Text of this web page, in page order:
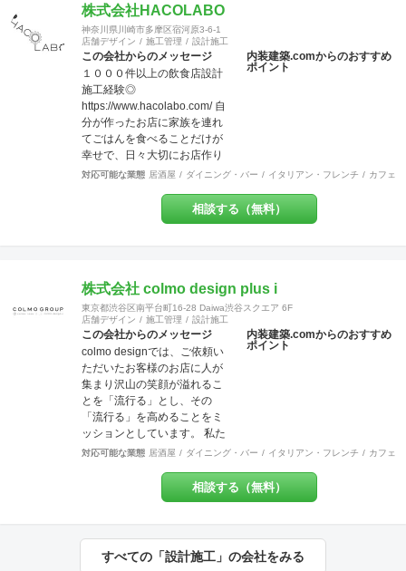
業、デザイナー、設計士、建
築士【1級】、現場監督がお客
様をトータルサポート致しま
す。 作業現場では自社の職人
がおりますので、柔軟性やス
ピード感ある対応致します。
ＵＳＥＮやサカイ引越センタ
ーとの提携企業でございます
ので工事のみならず、その他
のご要望にもご対応させてい
ただく事も可能です。 【特
スマイル 協賛店 【受賞歴】 ・
千葉市都市文化賞2020 カ
Top Topics 特集作品 マン
ションリノベーション工事物
件 選出 ・『小さなベーカリ
ー&焼き菓子店のデザイン』単
行本 全国で愛される１０
０軒 ベーカリー店舗新装
工事物件 選出
に、ピエロ・デザイン＆ワー
クス（本社、ＷＥＢ・グラフ
ィック、不動産）、ピエロ・
デザイン＆ブリッジ（工事、
全国対応）の３社で、さまざ
まなご要望にお応えする体制
を整えています。 【許認可】
一級建築士事務所、一般建設
業、特定建設業（本社）、宅
地建物取引業（本社）
株式会社HACOLABO
神奈川県川崎市多摩区宿河原3-6-1
店舗デザイン
施工管理 設計施工
この会社からのメッセージ
１０００件以上の飲食店設計
施工経験◎
https://www.hacolabo.com/ 自
分が作ったお店に家族を連れ
てごはんを食べることだけが
幸せで、日々大切にお店作り
をしております◎ 飲食店専門
担当者がデザイン設計施工メ
ンテナンスまで一気通貫で行
「+1」の感動を提供致しま
す。 あれも！これも！やりた
い事を一緒になって整理し 異
業種のデザイナー達がお客様
の創造を膨らませ 理想を超え
るお店を設計し、作り上げま
す。 対応エリア：神奈川県全
域 東京都23区 東京都多摩
地域エリア 川崎地域
【 ？ 】 ＝
【 ！ 】 ご来店頂いた方々
び 意図に気づいた瞬間
「 ！ 」に変わってしま
します。 伝える思いと 届け
る声に ちょっとした遊び心を
内装建築.comからのおすすめ
ポイント
対応可能な業態 居酒屋 ダイニング・バー イタリアン・フレンチ カフェ
相談する（無料）
株式会社 colmo design plus i
東京都渋谷区南平台町16-28 Daiwa渋谷スクエア 6F
店舗デザイン
施工管理 設計施工
この会社からのメッセージ
colmo designでは、ご依頼い
ただいたお客様のお店に人が
集まり沢山の笑顔が溢れるこ
とを「流行る」とし、その
「流行る」を高めることをミ
ッションとしています。 私た
ちは​​お客様ごとにちがう“オモ
づくりの先に実現したいこ
と”を一緒に創り上げます。ま
績は900店以上。 グループ会
社で直営美容室を13店舗を運
内装建築.comからのおすすめ
ポイント
対応可能な業態 居酒屋 ダイニング・バー イタリアン・フレンチ カフェ
相談する（無料）
すべての「設計施工」の会社をみる